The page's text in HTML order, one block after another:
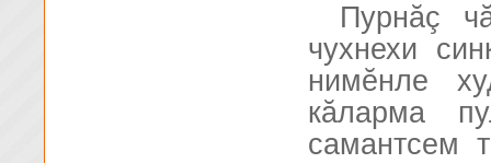
Пурнăç
чухнехи
нимĕнле
кăларма
самантсем